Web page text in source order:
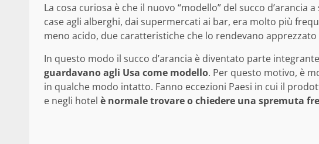
La cosa curiosa è che il nuovo “modello” del succo d’arancia
case agli alberghi, dai supermercati ai bar, era molto più
meno acido, due caratteristiche che lo rendevano
In questo modo il succo d’arancia è diventato parte
guardavano agli Usa come modello. Per questo motivo, è
in qualche modo intatto. Fanno eccezioni Paesi in cui il
e negli hotel è normale trovare o chiedere una spremuta